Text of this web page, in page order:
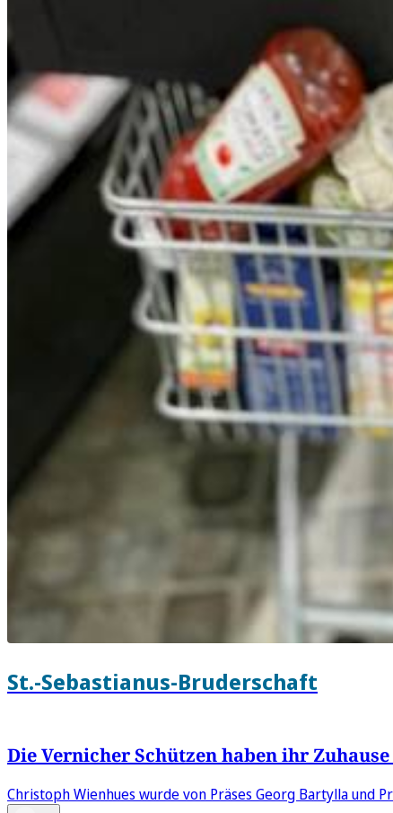
St.-Sebastianus-Bruderschaft
Die Vernicher Schützen haben ihr
Christoph Wienhues wurde von Präses Georg Bartylla und